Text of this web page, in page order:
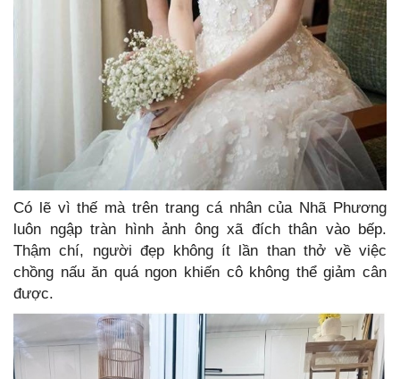
Có lẽ vì thế mà trên trang cá nhân của Nhã Phương
luôn ngập tràn hình ảnh ông xã đích thân vào bếp.
Thậm chí, người đẹp không ít lần than thở về việc
chồng nấu ăn quá ngon khiến cô không thể giảm cân
được.